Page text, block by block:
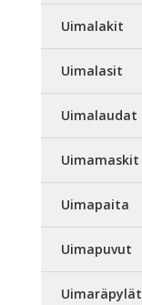
Uimalakit
Uimalasit
Uimalaudat
Uimamaskit
Uimapaita
Uimapuvut
Uimaräpylät